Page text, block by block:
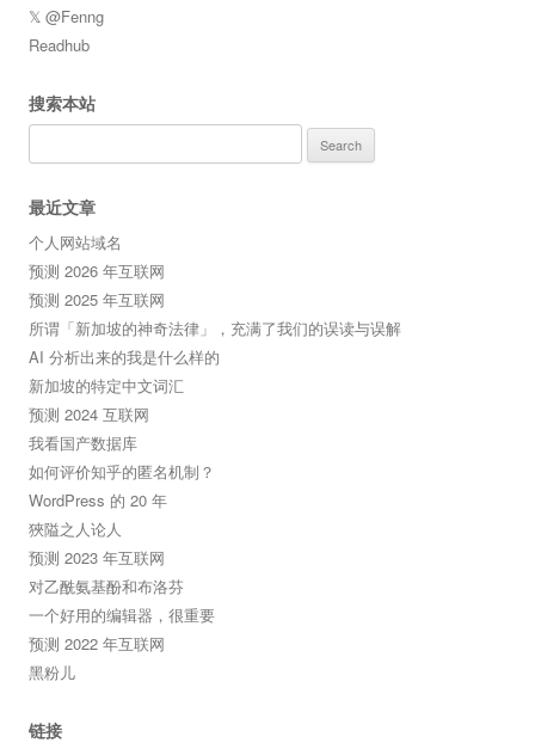
𝕏 @Fenng
Readhub
搜索本站
for:
最近文章
个人网站域名
预测 2026 年互联网
预测 2025 年互联网
所谓「新加坡的神奇法律」，充满了我们的误读与误解
AI 分析出来的我是什么样的
新加坡的特定中文词汇
预测 2024 互联网
我看国产数据库
如何评价知乎的匿名机制？
WordPress 的 20 年
狹隘之人论人
预测 2023 年互联网
对乙酰氨基酚和布洛芬
一个好用的编辑器，很重要
预测 2022 年互联网
黑粉儿
链接